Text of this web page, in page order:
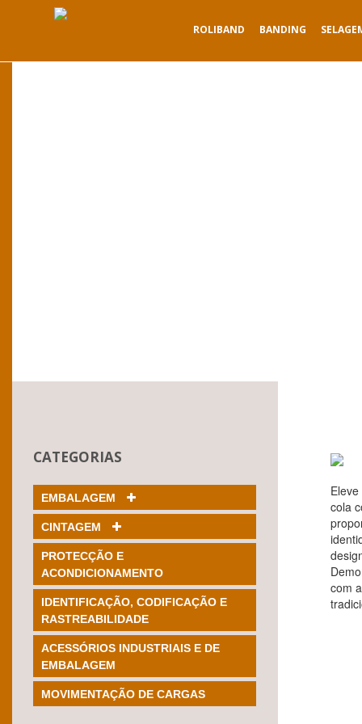
ROLIBAND BANDING
CATEGORIAS
EMBALAGEM
CINTAGEM
PROTECÇÃO E
ACONDICIONAMENTO
IDENTIFICAÇÃO, CODIFICAÇÃO E
RASTREABILIDADE
ACESSÓRIOS INDUSTRIAIS E DE
EMBALAGEM
MOVIMENTAÇÃO DE CARGAS
cola
com